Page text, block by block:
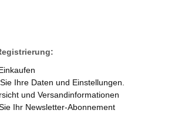
Ihre Daten und Einstellungen.
und Versandinformationen
Ihr Newsletter-Abonnement